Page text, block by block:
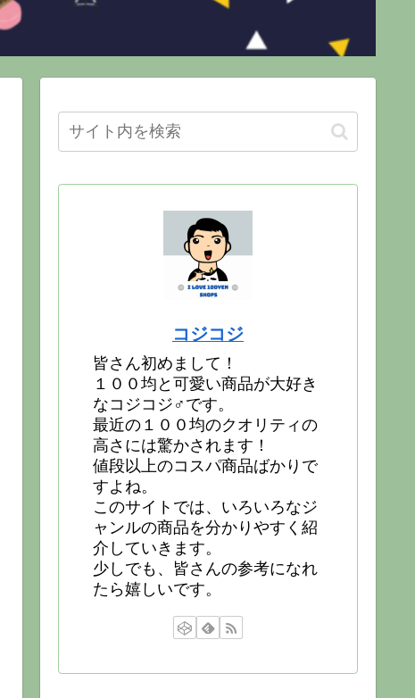
コジコジ
皆さん初めまして！
１００均と可愛い商品が大好き
なコジコジ♂です。
最近の１００均のクオリティの
高さには驚かされます！
値段以上のコスパ商品ばかりで
すよね。
このサイトでは、いろいろなジ
ャンルの商品を分かりやすく紹
介していきます。
少しでも、皆さんの参考になれ
たら嬉しいです。